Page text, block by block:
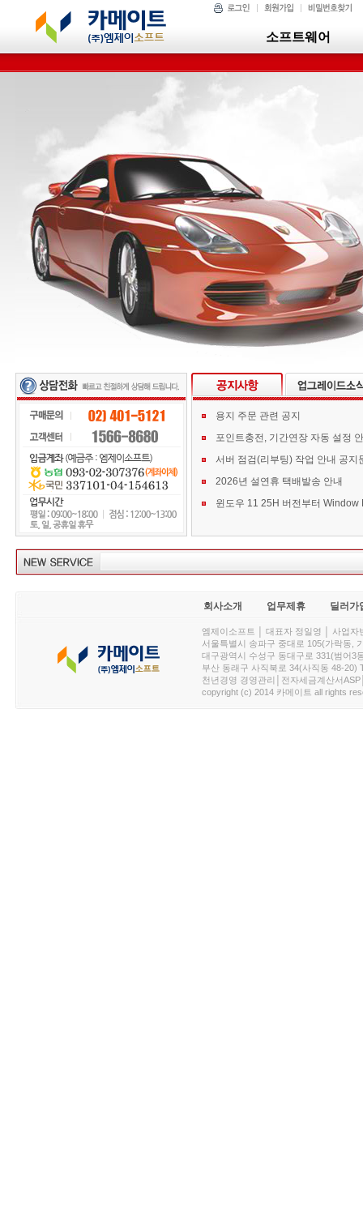
소프트웨어
용지 주문 관련 공지
포인트충전, 기간연장 자동 설정
서버 점검(리부팅) 작업 안내 공지
2026년 설연휴 택배발송 안내
회사소개 업무제휴 딜러가
엠제이소프트 │ 대표자 정일영 │ 사업
서울특별시 송파구 중대로 105(가락동,
대구광역시 수성구 동대구로 331(범어3
부산 동래구 사직북로 34(사직동 48-20)
천년경영 경영관리│전자세금계산서
copyright (c) 2014 카메이트 all rights